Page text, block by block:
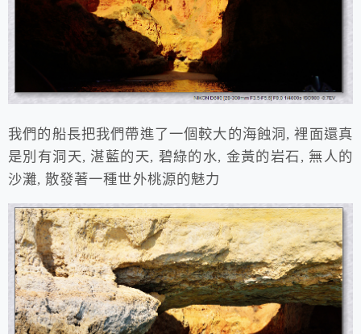
我們的船長把我們帶進了一個較大的海蝕洞, 裡面還真
是別有洞天, 湛藍的天, 碧綠的水, 金黃的岩石, 無人的
沙灘, 散發著一種世外桃源的魅力